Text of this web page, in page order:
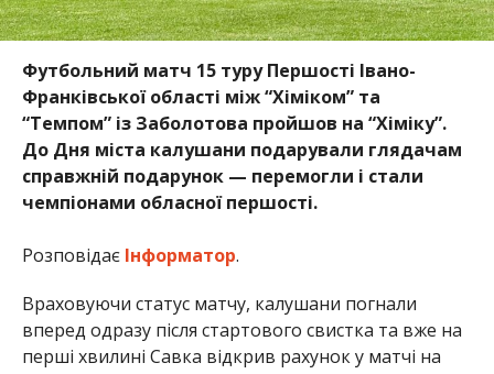
Футбольний матч 15 туру Першості Івано-
Франківської області між “Хіміком” та
“Темпом” із Заболотова пройшов на “Хіміку”.
До Дня міста калушани подарували глядачам
справжній подарунок — перемогли і стали
чемпіонами обласної першості.
Розповідає Інформатор.
Враховуючи статус матчу, калушани погнали
вперед одразу після стартового свистка та вже на
перші хвилині Савка відкрив рахунок у матчі на